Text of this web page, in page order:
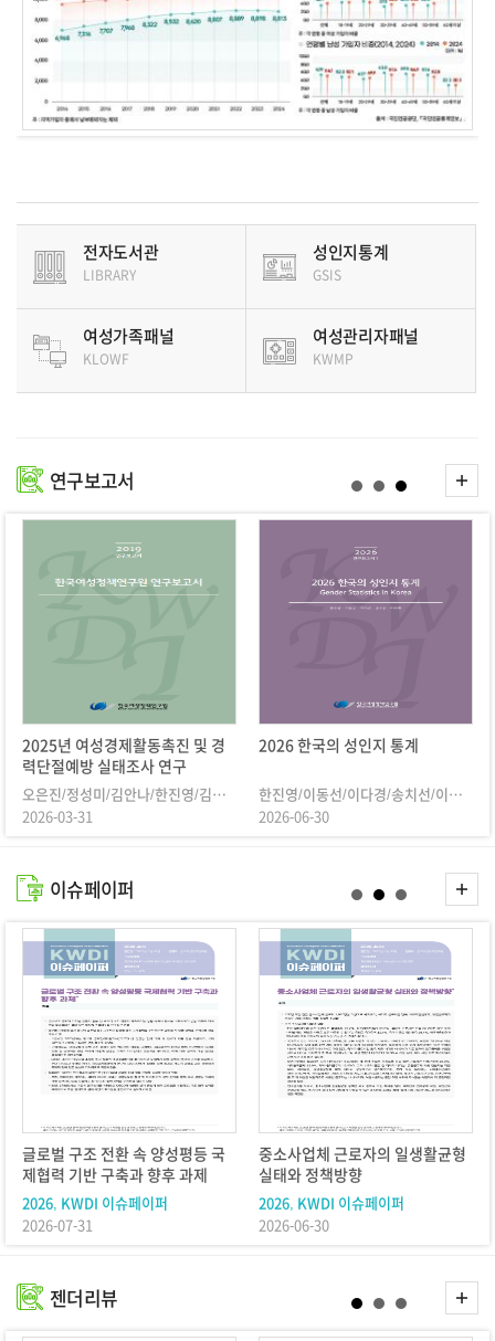
전자도서관
LIBRARY
성인지통계
GSIS
여성가족패널
KLOWF
여성관리자패널
KWMP
연구보고서
2025년 여성경제활동촉진 및 경
력단절예방 실태조사 연구
오은진/정성미/김안나/한진영/김효경
2026-03-31
2026 한국의 성인지 통계
한진영/이동선/이다경/송치선/이서현
2026-06-30
이슈페이퍼
글로벌 구조 전환 속 양성평등 국
제협력 기반 구축과 향후 과제
2026, KWDI 이슈페이퍼
2026-07-31
중소사업체 근로자의 일생활균형
실태와 정책방향
2026, KWDI 이슈페이퍼
2026-06-30
젠더리뷰